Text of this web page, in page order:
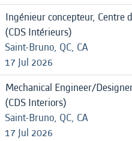
Ingénieur concepteur, Centre
(CDS Intérieurs)
Saint-Bruno, QC, CA
17 Jul 2026
Mechanical Engineer/
(CDS Interiors)
Saint-Bruno, QC, CA
17 Jul 2026